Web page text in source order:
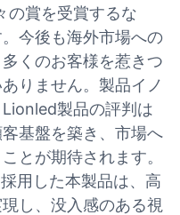
の賞を受賞するな
今後も海外市場への
くのお客様を惹きつ
りません。製品イノ
製品の評判は
基盤を築き、市場へ
とが期待されます。
用した本製品は、高
し、没入感のある視